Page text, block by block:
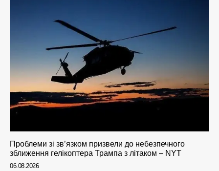
Проблеми зі зв’язком призвели до небезпечного
зближення гелікоптера Трампа з літаком – NYT
06.08.2026